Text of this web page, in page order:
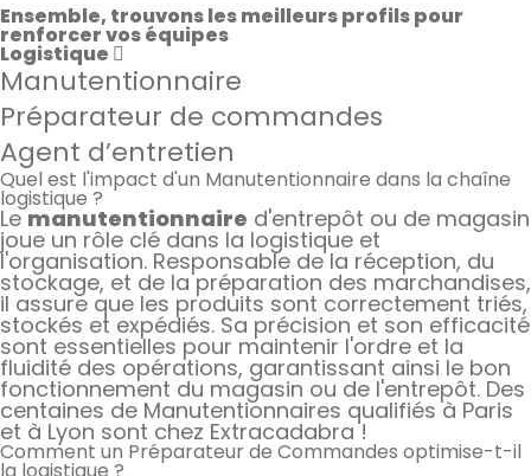
Ensemble, trouvons les meilleurs profils pour
renforcer vos équipes
Logistique
Manutentionnaire
Préparateur de commandes
Agent d’entretien
Quel est l'impact d'un Manutentionnaire dans la chaîne
logistique ?
Lemanutentionnaire d'entrepôt ou de magasin
joue un rôle clé dans la logistique et
l'organisation. Responsable de la réception, du
stockage, et de la préparation des marchandises,
il assure que les produits sont correctement triés,
stockés et expédiés. Sa précision et son efficacité
sont essentielles pour maintenir l'ordre et la
fluidité des opérations, garantissant ainsi le bon
fonctionnement du magasin ou de l'entrepôt. Des
centaines de Manutentionnaires qualifiés à Paris
et à Lyon sont chez Extracadabra !
Comment un Préparateur de Commandes optimise-t-il
la logistique ?